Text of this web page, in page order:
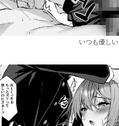
いつも優し